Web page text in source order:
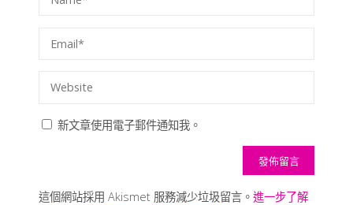
新文章使用電子郵件通知我。
這個網站採用 Akismet 服務減少垃圾留言。 進一步了解